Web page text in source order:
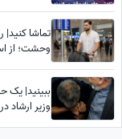
تماشا
ببینید| یک
وزیر